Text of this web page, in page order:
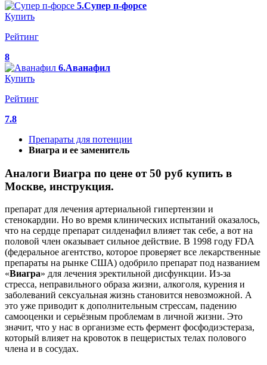
5.Супер п-форсе
Купить
Рейтинг
8
6.Аванафил
Купить
Рейтинг
7.8
Препараты для потенции
Виагра и ее заменитель
Аналоги Виагра по цене от 50 руб купить в
Москве, инструкция.
препарат для лечения артериальной гипертензии и
стенокардии. Но во время клинических испытаний оказалось,
что на сердце препарат силденафил влияет так себе, а вот на
половой член оказывает сильное действие. В 1998 году FDA
(федеральное агентство, которое проверяет все лекарственные
препараты на рынке США) одобрило препарат под названием
«Виагра» для лечения эректильной дисфункции. Из-за
стресса, неправильного образа жизни, алкоголя, курения и
заболеваний сексуальная жизнь становится невозможной. А
это уже приводит к дополнительным стрессам, падению
самооценки и серьёзным проблемам в личной жизни. Это
значит, что у нас в организме есть фермент фосфодиэстераза,
который влияет на кровоток в пещеристых телах полового
члена и в сосудах.